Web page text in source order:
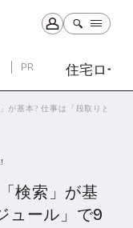
PR 住宅ロー
が基本? 仕事は「段取りとスケ
検索」が基
ュール」で9